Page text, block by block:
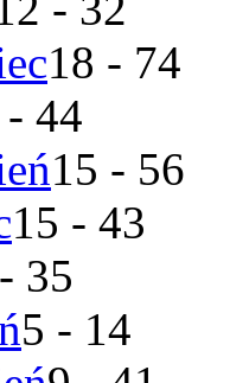
18 - 74
44
15 - 56
15 - 43
35
5 - 14